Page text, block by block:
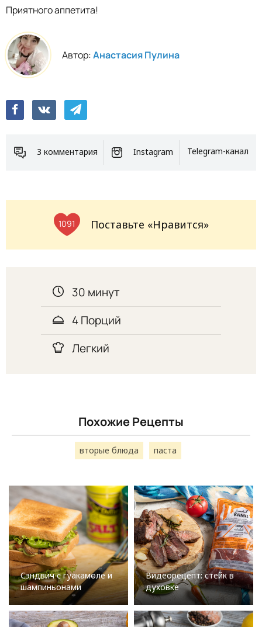
Приятного аппетита!
Автор:Анастасия Пулина
3 комментария Instagram Telegram-канал
1091 Поставьте «Нравится»
30 минут
4 Порций
Легкий
Похожие Рецепты
вторые блюда паста
Сэндвич с гуакамоле и
шампиньонами
Видеорецепт: стейк в
духовке